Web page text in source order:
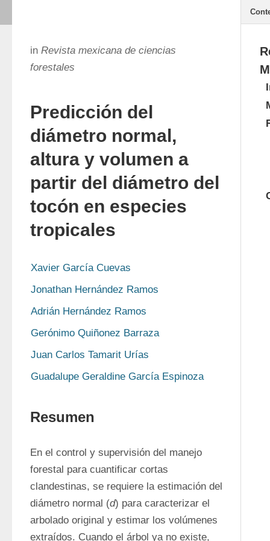
in Revista mexicana de ciencias
forestales
Predicción del
diámetro normal,
altura y volumen a
partir del diámetro del
tocón en especies
tropicales
Xavier García Cuevas
Jonathan Hernández Ramos
Adrián Hernández Ramos
Gerónimo Quiñonez Barraza
Juan Carlos Tamarit Urías
Guadalupe Geraldine García Espinoza
Resumen
En el control y supervisión del manejo
forestal para cuantificar cortas
clandestinas, se requiere la estimación del
diámetro normal (d) para caracterizar el
arbolado original y estimar los volúmenes
extraídos. Cuando el árbol ya no existe,